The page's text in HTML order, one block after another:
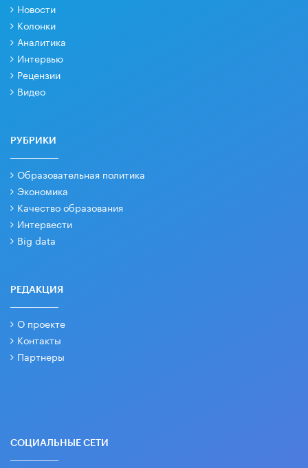
Новости
Колонки
Аналитика
Интервью
Рецензии
Видео
РУБРИКИ
Образовательная политика
Экономика
Качество образования
Интервести
Big data
РЕДАКЦИЯ
О проекте
Контакты
Партнеры
СОЦИАЛЬНЫЕ СЕТИ